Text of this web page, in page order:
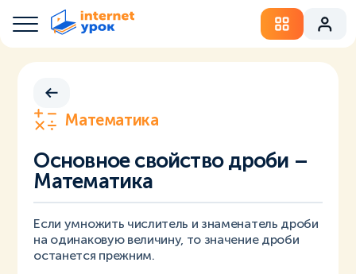
Математика
Основное свойство дроби –
Математика
Если умножить числитель и знаменатель дроби
на одинаковую величину, то значение дроби
останется прежним.